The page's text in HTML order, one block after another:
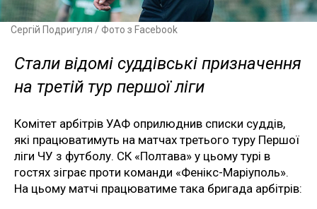
Сергій Подригуля / Фото з Facebook
Стали відомі суддівські призначення
на третій тур першої ліги
Комітет арбітрів УАФ оприлюднив списки суддів,
які працюватимуть на матчах третього туру Першої
ліги ЧУ з футболу. СК «Полтава» у цьому турі в
гостях зіграє проти команди «Фенікс-Маріуполь».
На цьому матчі працюватиме така бригада арбітрів: